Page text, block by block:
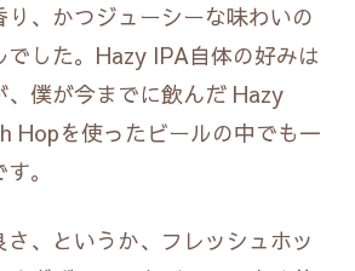
り、かつジューシーな味わいの
した。Hazy IPA自体の好みは
、僕が今までに飲んだ Hazy
Hopを使ったビールの中でも一
。
、というか、フレッシュホッ